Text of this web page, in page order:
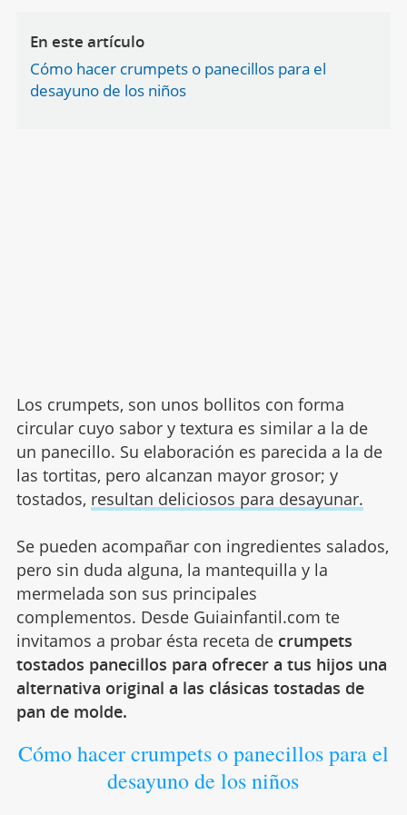
En este artículo
Cómo hacer crumpets o panecillos para el
desayuno de los niños
Los crumpets, son unos bollitos con forma
circular cuyo sabor y textura es similar a la de
un panecillo. Su elaboración es parecida a la de
las tortitas, pero alcanzan mayor grosor; y
tostados, resultan deliciosos para desayunar.
Se pueden acompañar con ingredientes salados,
pero sin duda alguna, la mantequilla y la
mermelada son sus principales
complementos. Desde Guiainfantil.com te
invitamos a probar ésta receta de crumpets
tostados panecillos para ofrecer a tus hijos una
alternativa original a las clásicas tostadas de
pan de molde.
Cómo hacer crumpets o panecillos para el
desayuno de los niños